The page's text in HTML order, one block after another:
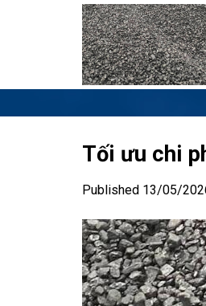
Tối ưu chi
Published 13/05/